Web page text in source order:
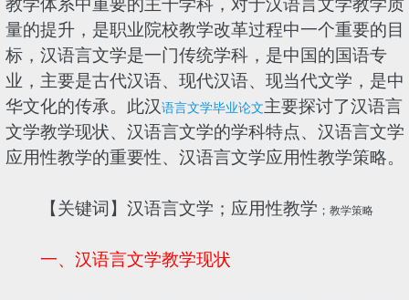
教学体系中重要的主干学科，对于汉语言文学教学质
量的提升，是职业院校教学改革过程中一个重要的目
标，汉语言文学是一门传统学科，是中国的国语专
业，主要是古代汉语、现代汉语、现当代文学，是中
华文化的传承。此汉语言文学毕业论文主要探讨了汉语言
文学教学现状、汉语言文学的学科特点、汉语言文学
应用性教学的重要性、汉语言文学应用性教学策略。
【关键词】汉语言文学；应用性教学 ； 教学策略
一、汉语言文学教学现状